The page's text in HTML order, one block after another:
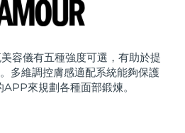
容儀有五種強度可選，有助於提
多維調控膚感適配系統能夠保護
來規劃各種面部鍛煉。